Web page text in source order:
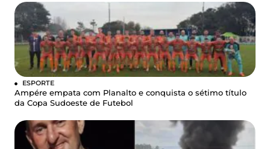
ESPORTE
Ampére empata com Planalto e conquista o sétimo título
da Copa Sudoeste de Futebol